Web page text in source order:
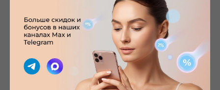
запрограммировать в зависимости от области
соприкосновения с кожей. Так как аппарат
разрабатывался с участием флебологов, то его
действие на кожный покров достаточно аккуратное
и в основном без противопоказаний. Следовательно,
его можно применять при отечности, застойных
явлениях вен, а также при изменениях эластичности